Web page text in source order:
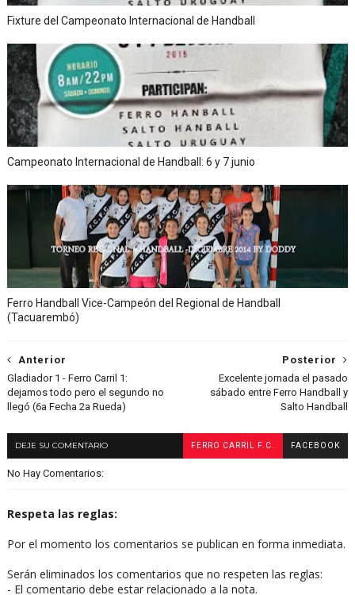
Fixture del Campeonato Internacional de Handball
Campeonato Internacional de Handball: 6 y 7 junio
Ferro Handball Vice-Campeón del Regional de Handball
(Tacuarembó)
Posterior
Excelente jornada el pasado
sábado entre Ferro Handball y
Salto Handball
Anterior
Gladiador 1 - Ferro Carril 1:
dejamos todo pero el segundo no
llegó (6a Fecha 2a Rueda)
DEJE SU COMENTARIO FERRO CARRIL F.C. FACEBOOK
No Hay Comentarios:
Respeta las reglas:
Por el momento los comentarios se publican en forma inmediata.
Serán eliminados los comentarios que no respeten las reglas:
- El comentario debe estar relacionado a la nota.